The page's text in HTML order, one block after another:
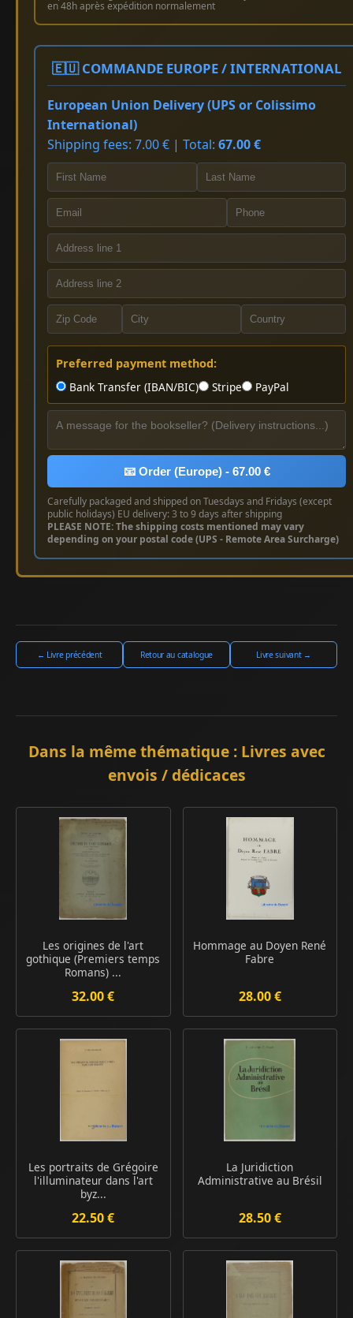
en 48h après expédition normalement
🇪🇺 COMMANDE EUROPE / INTERNATIONAL
European Union Delivery (UPS or Colissimo
International)
Shipping fees: 7.00 € | Total: 67.00 €
Preferred payment method:
Bank Transfer (IBAN/BIC)
Stripe PayPal
📧 Order (Europe) - 67.00 €
Carefully packaged and shipped on Tuesdays and Fridays (except
public holidays) EU delivery: 3 to 9 days after shipping
PLEASE NOTE: The shipping costs mentioned may vary
depending on your postal code (UPS - Remote Area Surcharge)
← Livre précédent Retour au catalogue Livre suivant →
Dans la même thématique : Livres avec
envois / dédicaces
Les origines de l'art
gothique (Premiers temps
Romans) ...
32.00 €
Hommage au Doyen René
Fabre
28.00 €
Les portraits de Grégoire
l'illuminateur dans l'art
byz...
22.50 €
La Juridiction
Administrative au Brésil
28.50 €